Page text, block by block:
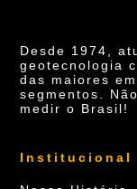
Desde 1974,
geotecnologia
das maiores
segmentos.
medir o Brasil!
Institucional